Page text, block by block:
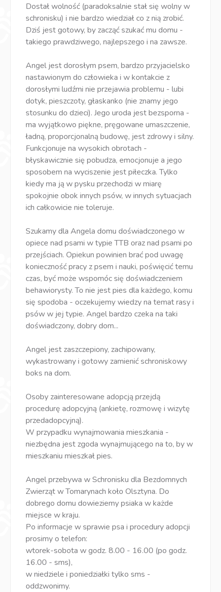
Dostał wolność (paradoksalnie stał się wolny w
schronisku) i nie bardzo wiedział co z nią zrobić.
Dziś jest gotowy, by zacząć szukać mu domu -
takiego prawdziwego, najlepszego i na zawsze.
Angel jest dorosłym psem, bardzo przyjacielsko
nastawionym do człowieka i w kontakcie z
dorosłymi ludźmi nie przejawia problemu - lubi
dotyk, pieszczoty, głaskanko (nie znamy jego
stosunku do dzieci). Jego uroda jest bezsporna -
ma wyjątkowo piękne, pręgowane umaszczenie,
ładną, proporcjonalną budowę, jest zdrowy i silny.
Funkcjonuje na wysokich obrotach -
błyskawicznie się pobudza, emocjonuje a jego
sposobem na wyciszenie jest piłeczka. Tylko
kiedy ma ją w pysku przechodzi w miarę
spokojnie obok innych psów, w innych sytuacjach
ich całkowicie nie toleruje.
Szukamy dla Angela domu doświadczonego w
opiece nad psami w typie TTB oraz nad psami po
przejściach. Opiekun powinien brać pod uwagę
konieczność pracy z psem i nauki, poświęcić temu
czas, być może wspomóc się doświadczeniem
behawiorysty. To nie jest pies dla każdego, komu
się spodoba - oczekujemy wiedzy na temat rasy i
psów w jej typie. Angel bardzo czeka na taki
doświadczony, dobry dom...
Angel jest zaszczepiony, zachipowany,
wykastrowany i gotowy zamienić schroniskowy
boks na dom.
Osoby zainteresowane adopcją przejdą
procedurę adopcyjną (ankietę, rozmowę i wizytę
przedadopcyjną).
W przypadku wynajmowania mieszkania -
niezbędna jest zgoda wynajmującego na to, by w
mieszkaniu mieszkał pies.
Angel przebywa w Schronisku dla Bezdomnych
Zwierząt w Tomarynach koło Olsztyna. Do
dobrego domu dowieziemy psiaka w każde
miejsce w kraju.
Po informacje w sprawie psa i procedury adopcji
prosimy o telefon:
wtorek-sobota w godz. 8.00 - 16.00 (po godz.
16.00 - sms),
w niedziele i poniedziałki tylko sms -
oddzwonimy.